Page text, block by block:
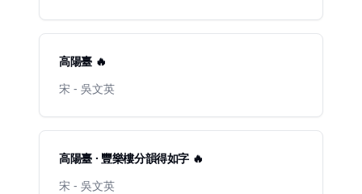
高陽臺 🔥
宋 - 吳文英
高陽臺 · 豐樂樓分韻得如字 🔥
宋 - 吳文英